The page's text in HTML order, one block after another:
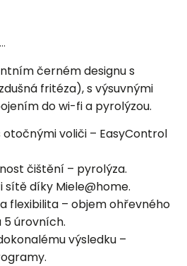
černém designu s
fritéza), s výsuvnými
do wi-fi a pyrolýzou.
otočnými voliči – EasyControl
čištění – pyrolýza.
sítě díky Miele@home.
flexibilita – objem ohřevného
úrovních.
výsledku –
.